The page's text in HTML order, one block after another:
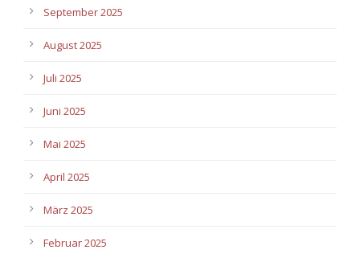
September 2025
August 2025
Juli 2025
Juni 2025
Mai 2025
April 2025
März 2025
Februar 2025